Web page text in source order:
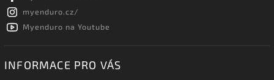
myenduro.cz/
Myenduro na Youtube
INFORMACE PRO VÁS